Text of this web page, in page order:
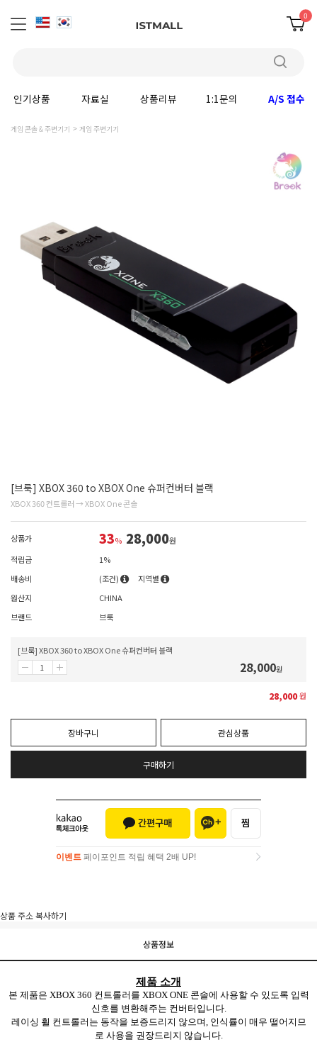
0
인기상품 자료실 상품리뷰 1:1문의 A/S 접수
게임 콘솔 & 주변기기 게임 주변기기
[브룩] XBOX 360 to XBOX One 슈퍼컨버터 블랙
XBOX 360 컨트롤러 → XBOX One 콘솔
상품가 33% 28,000원
적립금
1%
배송비
(조건)
지역별
원산지
CHINA
브랜드
브룩
[브룩] XBOX 360 to XBOX One 슈퍼컨버터 블랙
28,000원
28,000원
장바구니 관심상품
구매하기
이벤트 페이포인트 적립 혜택 2배 UP!
상품 주소 복사하기
상품정보
제품 소개
본 제품은 XBOX 360 컨트롤러를 XBOX ONE 콘솔에 사용할 수 있도록 입력
신호를 변환해주는 컨버터입니다.
레이싱 휠 컨트롤러는 동작을 보증드리지 않으며, 인식률이 매우 떨어지므
로 사용을 권장드리지 않습니다.